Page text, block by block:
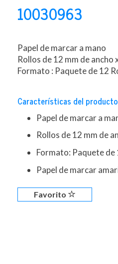
10030963
Papel de marcar a mano
Rollos de 12 mm de ancho
Formato : Paquete de 12
Características del
Papel de marcar a
Rollos de 12 mm de
Formato: Paquete de
Papel de marcar
Favorito